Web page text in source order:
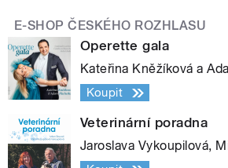
E-SHOP ČESKÉHO ROZHLASU
Operette gala
Kateřina Kněžíková a
Koupit
Veterinární poradna
Jaroslava Vykoupilová,